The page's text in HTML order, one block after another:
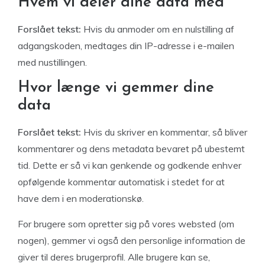
Forslået tekst: Hvis du anmoder om en nulstilling af
adgangskoden, medtages din IP-adresse i e-mailen
med nustillingen.
Hvor længe vi gemmer dine
data
Forslået tekst: Hvis du skriver en kommentar, så bliver
kommentarer og dens metadata bevaret på ubestemt
tid. Dette er så vi kan genkende og godkende enhver
opfølgende kommentar automatisk i stedet for at
have dem i en moderationskø.
For brugere som opretter sig på vores websted (om
nogen), gemmer vi også den personlige information de
giver til deres brugerprofil. Alle brugere kan se,